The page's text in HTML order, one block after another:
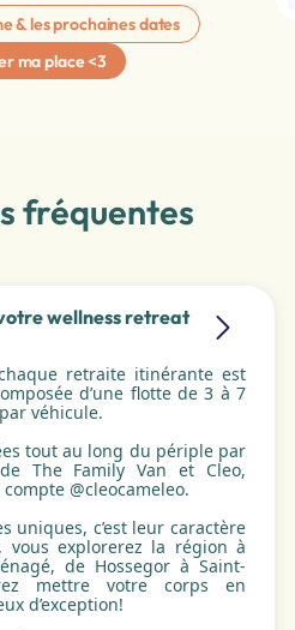
& les prochaines dates
ma place <3
fréquentes
wellness retreat
retraite itinérante est
d’une flotte de 3 à 7
véhicule.
tout au long du périple par
The Family Van et Cleo,
@cleocameleo.
uniques, c’est leur caractère
explorerez la région à
de Hossegor à Saint-
mettre votre corps en
d’exception!